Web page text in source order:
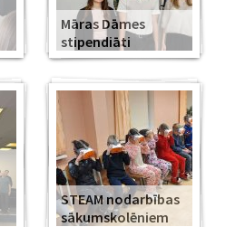
Māras Dāmes
stipendiāti
STEAM nodarbības
sākumskolēniem